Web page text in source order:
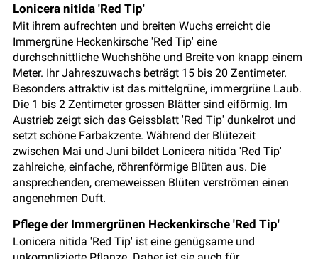
Lonicera nitida 'Red Tip'
Mit ihrem aufrechten und breiten Wuchs erreicht die
Immergrüne Heckenkirsche 'Red Tip' eine
durchschnittliche Wuchshöhe und Breite von knapp einem
Meter. Ihr Jahreszuwachs beträgt 15 bis 20 Zentimeter.
Besonders attraktiv ist das mittelgrüne, immergrüne Laub.
Die 1 bis 2 Zentimeter grossen Blätter sind eiförmig. Im
Austrieb zeigt sich das Geissblatt 'Red Tip' dunkelrot und
setzt schöne Farbakzente. Während der Blütezeit
zwischen Mai und Juni bildet Lonicera nitida 'Red Tip'
zahlreiche, einfache, röhrenförmige Blüten aus. Die
ansprechenden, cremeweissen Blüten verströmen einen
angenehmen Duft.
Pflege der Immergrünen Heckenkirsche 'Red Tip'
Lonicera nitida 'Red Tip' ist eine genügsame und